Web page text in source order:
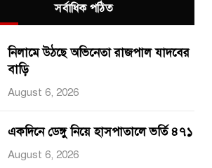
সর্বাধিক পঠিত
নিলামে উঠছে অভিনেতা রাজপাল যাদবের
বাড়ি
August 6, 2026
একদিনে ডেঙ্গু নিয়ে হাসপাতালে ভর্তি ৪৭১
August 6, 2026